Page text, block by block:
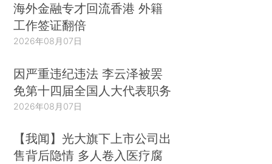
海外金融专才回流香港 外籍
工作签证翻倍
2026年08月07日
因严重违纪违法 李云泽被罢
免第十四届全国人大代表职务
2026年08月07日
【我闻】光大旗下上市公司出
售背后隐情 多人卷入医疗腐